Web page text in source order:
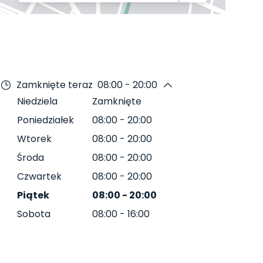
Zamknięte teraz 08:00 - 20:00
Niedziela
Zamknięte
Poniedziałek
08:00 - 20:00
Wtorek
08:00 - 20:00
Środa
08:00 - 20:00
Czwartek
08:00 - 20:00
Piątek
08:00 - 20:00
Sobota
08:00 - 16:00